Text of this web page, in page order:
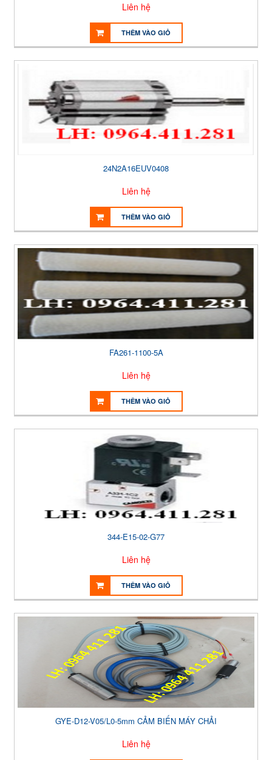
Liên hệ
THÊM VÀO GIỎ
24N2A16EUV0408
Liên hệ
THÊM VÀO GIỎ
FA261-1100-5A
Liên hệ
THÊM VÀO GIỎ
344-E15-02-G77
Liên hệ
THÊM VÀO GIỎ
GYE-D12-V05/L0-5mm CẢM BIẾN MÁY CHẢI
Liên hệ